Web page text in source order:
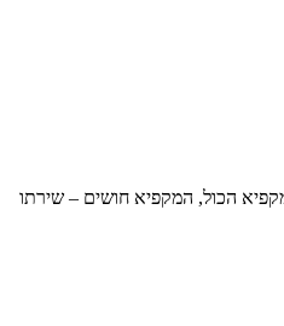
הכול, המקפיא חושים – שירתו